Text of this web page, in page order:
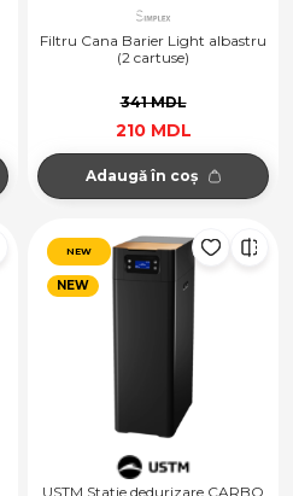
Filtru Cana Barier Light albastru
(2 cartuse)
341 MDL
210 MDL
Adaugă în coș
NEW
NEW
USTM Statie dedurizare CARBO